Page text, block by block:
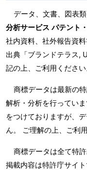
データ、文書、図表
分析サービス パテント
社内資料、社外報告資
出典「ブランドテラス,
記の上、ご利用ください
商標データは最新の
解析・分析を行ってい
をつけておりますが、
ん。 ご理解の上、ご利
商標データは全て特
掲載内容は特許庁サイ